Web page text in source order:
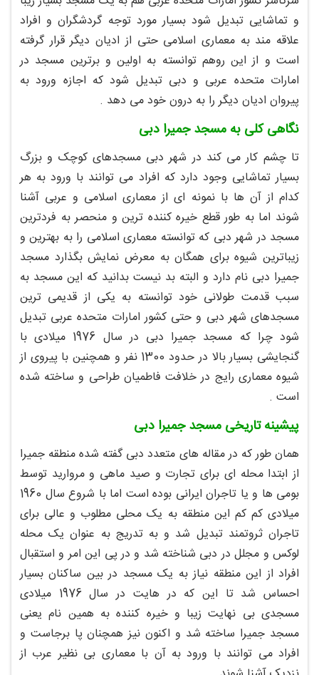
و تماشایی تبدیل شود بسیار مورد توجه گردشگران و افراد
علاقه مند به معماری اسلامی حتی از ادیان دیگر قرار گرفته
است و از این روهم توانسته به اولین و برترین مسجد در
امارات متحده عربی و دبی تبدیل شود که اجازه ورود به
پیروان ادیان دیگر را به درون خود می دهد .
نگاهی کلی به مسجد جمیرا دبی
تا چشم کار می کند در شهر دبی مسجدهای کوچک و بزرگ
بسیار تماشایی وجود دارد که افراد می توانند با ورود به هر
کدام از آن ها با نمونه ای از معماری اسلامی و عربی آشنا
شوند اما به طور قطع خیره کننده ترین و منحصر به فردترین
مسجد در شهر دبی که توانسته معماری اسلامی را به بهترین و
زیباترین شیوه برای همگان به معرض نمایش بگذارد مسجد
جمیرا دبی نام دارد و البته بد نیست بدانید که این مسجد به
سبب قدمت طولانی خود توانسته به یکی از قدیمی ترین
مسجدهای شهر دبی و حتی کشور امارات متحده عربی تبدیل
شود چرا که مسجد جمیرا دبی در سال 1976 میلادی با
گنجایشی بسیار بالا در حدود 1300 نفر و همچنین با پیروی از
شیوه معماری رایج در خلافت فاطمیان طراحی و ساخته شده
است .
پیشینه تاریخی مسجد جمیرا دبی
همان طور که در مقاله های متعدد دبی گفته شده منطقه جمیرا
از ابتدا محله ای برای تجارت و صید ماهی و مروارید توسط
بومی ها و یا تاجران ایرانی بوده است اما با شروع سال 1960
میلادی کم کم این منطقه به یک محلی مطلوب و عالی برای
تاجران ثروتمند تبدیل شد و به تدریج به عنوان یک محله
لوکس و مجلل در دبی شناخته شد و در پی این امر و استقبال
افراد از این منطقه نیاز به یک مسجد در بین ساکنان بسیار
احساس شد تا این که در هایت در سال 1976 میلادی
مسجدی بی نهایت زیبا و خیره کننده به همین نام یعنی
مسجد جمیرا ساخته شد و اکنون نیز همچنان پا برجاست و
افراد می توانند با ورود به آن با معماری بی نظیر عرب از